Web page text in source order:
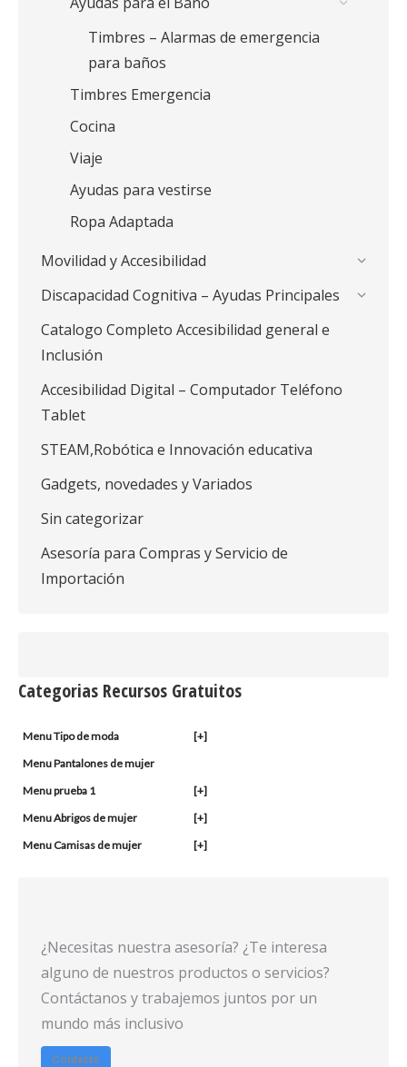
Timbres – Alarmas de emergencia
para baños
Timbres Emergencia
Cocina
Viaje
Ayudas para vestirse
Ropa Adaptada
Movilidad y Accesibilidad
Discapacidad Cognitiva – Ayudas Principales
Catalogo Completo Accesibilidad general e
Inclusión
Accesibilidad Digital – Computador Teléfono
Tablet
STEAM,Robótica e Innovación educativa
Gadgets, novedades y Variados
Sin categorizar
Asesoría para Compras y Servicio de
Importación
Categorias Recursos Gratuitos
Menu Tipo de moda
[+]
Menu Pantalones de mujer
Menu prueba 1
[+]
Menu Abrigos de mujer
[+]
Menu Camisas de mujer
[+]
¿Necesitas nuestra asesoría? ¿Te interesa
alguno de nuestros productos o servicios?
Contáctanos y trabajemos juntos por un
mundo más inclusivo
Contacto